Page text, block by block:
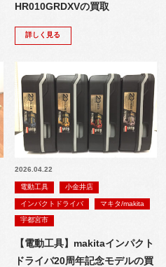
HR010GRDXVの買取
詳しく見る
2026.04.22
電動工具 小金井店
インパクトドライバ マキタ/makita
宇都宮市
【電動工具】makitaインパクト
ドライバ20周年記念モデルの買